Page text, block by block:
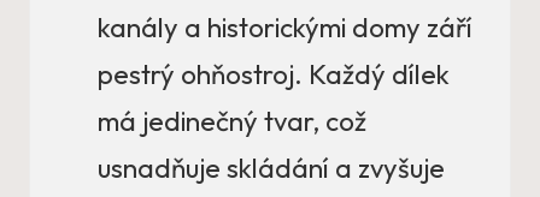
kanály a historickými domy září
pestrý ohňostroj. Každý dílek
má jedinečný tvar, což
usnadňuje skládání a zvyšuje